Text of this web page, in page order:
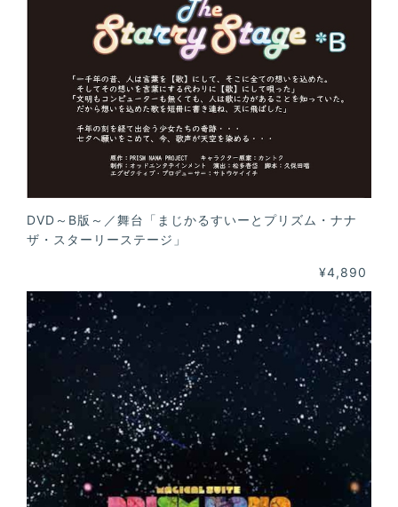
DVD～B版～／舞台「まじかるすいーとプリズム・ナナ
ザ・スターリーステージ」
¥4,890